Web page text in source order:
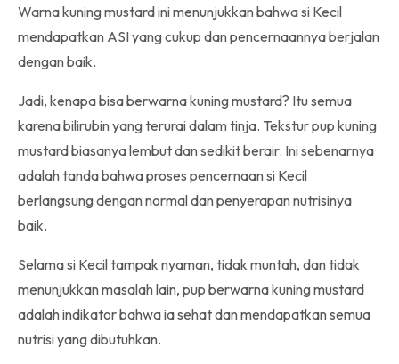
Warna kuning mustard ini menunjukkan bahwa si Kecil
mendapatkan ASI yang cukup dan pencernaannya berjalan
dengan baik.
Jadi, kenapa bisa berwarna kuning mustard? Itu semua
karena bilirubin yang terurai dalam tinja. Tekstur pup kuning
mustard biasanya lembut dan sedikit berair. Ini sebenarnya
adalah tanda bahwa proses pencernaan si Kecil
berlangsung dengan normal dan penyerapan nutrisinya
baik.
Selama si Kecil tampak nyaman, tidak muntah, dan tidak
menunjukkan masalah lain, pup berwarna kuning mustard
adalah indikator bahwa ia sehat dan mendapatkan semua
nutrisi yang dibutuhkan.